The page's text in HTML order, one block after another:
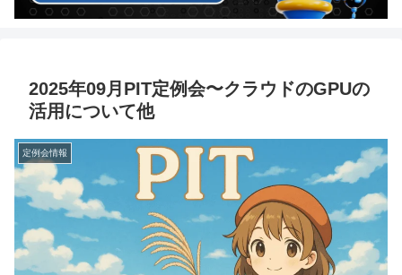
2025年09月PIT定例会〜クラウドのGPUの
活用について他
定例会情報